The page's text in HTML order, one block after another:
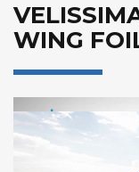
WING